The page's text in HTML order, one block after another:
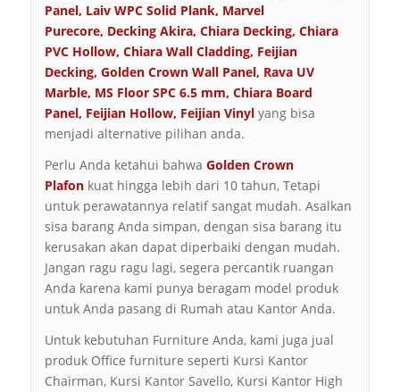
Panel, Laiv WPC Solid Plank, Marvel
Purecore, Decking Akira, Chiara Decking, Chiara
PVC Hollow, Chiara Wall Cladding, Feijian
Decking, Golden Crown Wall Panel, Rava UV
Marble, MS Floor SPC 6.5 mm, Chiara Board
Panel, Feijian Hollow, Feijian Vinylyang bisa
menjadi alternative pilihan anda.
Perlu Anda ketahui bahwa Golden Crown
Plafon kuat hingga lebih dari 10 tahun, Tetapi
untuk perawatannya relatif sangat mudah. Asalkan
sisa barang Anda simpan, dengan sisa barang itu
kerusakan akan dapat diperbaiki dengan mudah.
Jangan ragu ragu lagi, segera percantik ruangan
Anda karena kami punya beragam model produk
untuk Anda pasang di Rumah atau Kantor Anda.
Untuk kebutuhan Furniture Anda, kami juga jual
produk Office furniture seperti Kursi Kantor
Chairman, Kursi Kantor Savello, Kursi Kantor High